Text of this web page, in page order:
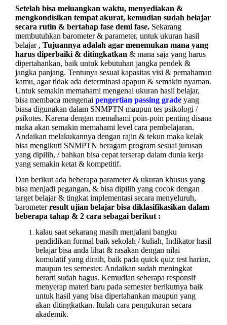
Setelah bisa meluangkan waktu, menyediakan &
mengkondisikan tempat akurat, kemudian sudah belajar
secara rutin & bertahap fase demi fase. Sekarang
membutuhkan barometer & parameter, untuk ukuran hasil
belajar , Tujuannya adalah agar menemukan mana yang
harus diperbaiki & ditingkatkan & mana saja yang harus
dipertahankan, baik untuk kebutuhan jangka pendek &
jangka panjang. Tentunya sesuai kapasitas visi & pemahaman
kamu, agar tidak ada determinasi apapun & semakin nyaman.
Untuk semakin memahami mengenai ukuran hasil belajar,
bisa membaca mengenai pengertian passing grade yang
biasa digunakan dalam SNMPTN maupun tes psikologi /
psikotes. Karena dengan memahami poin-poin penting disana
maka akan semakin memahami level cara pembelajaran.
Andaikan melakukannya dengan rajin & tekun maka kelak
bisa mengikuti SNMPTN beragam program sesuai jurusan
yang dipilih, / bahkan bisa cepat terserap dalam dunia kerja
yang semakin ketat & kompetitif.
Dan berikut ada beberapa parameter& ukuran khusus yang
bisa menjadi pegangan, & bisa dipilih yang cocok dengan
target belajar & tingkat implementasi secara menyeluruh,
barometerresult ujian belajar bisa diklasifikasikan dalam
beberapa tahap & 2 cara sebagai berikut :
kalau saat sekarang masih menjalani bangku
pendidikan formal baik sekolah / kuliah, Indikator hasil
belajar bisa anda lihat & rasakan dengan nilai
komulatif yang diraih, baik pada quick quiz test harian,
maupun tes semester. Andaikan sudah meningkat
berarti sudah bagus. Kemudian seberapa responsif
menyerap materi baru pada semester berikutnya baik
untuk hasil yang bisa dipertahankan maupun yang
akan ditingkatkan. Itulah cara pengukuran secara
akademik.